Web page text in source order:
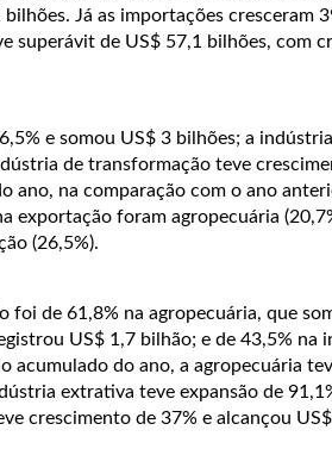
Já as importações cresceram
superávit de US$ 57,1 bilhões, com
e somou US$ 3 bilhões; a
de transformação teve
ano, na comparação com o ano
exportação foram agropecuária
(26,5%).
foi de 61,8% na agropecuária, que
US$ 1,7 bilhão; e de 43,5% na
acumulado do ano, a agropecuária
extrativa teve expansão de
crescimento de 37% e alcançou